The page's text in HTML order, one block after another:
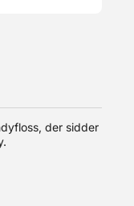
- 1
der sidder